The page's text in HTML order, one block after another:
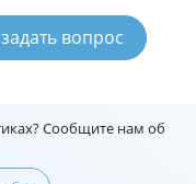
вопрос
Сообщите нам об